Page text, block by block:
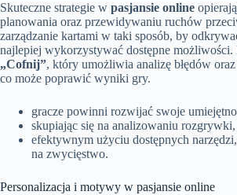
Skuteczne strategie w pasjansie online
planowania oraz przewidywaniu ruchów
zarządzanie kartami w taki sposób, by
najlepiej wykorzystywać dostępne możliwości.
„Cofnij”, który umożliwia analizę błędów
co może poprawić wyniki gry.
gracze powinni rozwijać swoje
skupiając się na analizowaniu rozgrywki,
efektywnym użyciu dostępnych
na zwycięstwo.
Personalizacja i motywy w pasjansie online